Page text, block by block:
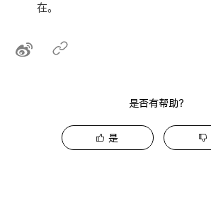
在。
是否有帮助？
是